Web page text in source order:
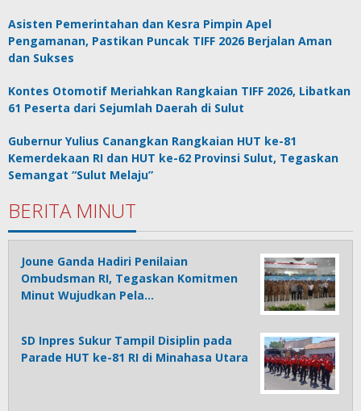
Asisten Pemerintahan dan Kesra Pimpin Apel
Pengamanan, Pastikan Puncak TIFF 2026 Berjalan Aman
dan Sukses
Kontes Otomotif Meriahkan Rangkaian TIFF 2026, Libatkan
61 Peserta dari Sejumlah Daerah di Sulut
Gubernur Yulius Canangkan Rangkaian HUT ke-81
Kemerdekaan RI dan HUT ke-62 Provinsi Sulut, Tegaskan
Semangat “Sulut Melaju”
BERITA MINUT
Joune Ganda Hadiri Penilaian
Ombudsman RI, Tegaskan Komitmen
Minut Wujudkan Pela…
SD Inpres Sukur Tampil Disiplin pada
Parade HUT ke-81 RI di Minahasa Utara